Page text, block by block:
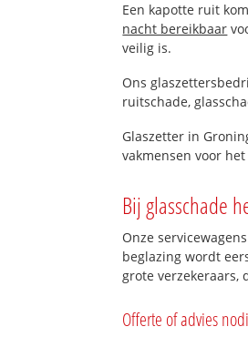
Een kapotte ruit
nacht bereikbaar
veilig is.
Ons
ruitschade,
Glaszetter in
vakmensen voor
Bij glasschade
Onze
beglazing wordt
grote verzekeraars,
Offerte of advies